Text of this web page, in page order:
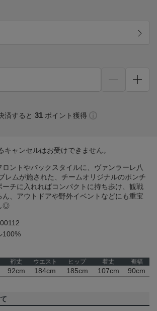
済すると 31 ポイント獲得
ャンセルはお受けできません。
ントやバックスタイルに、ヴァンラーレ八
レムが施された、チームオリジナルのポンチ
ーチに入れればコンパクトに持ち歩け、観戦
ん、アウトドアや野外イベントなどにも重宝
◎
100%
裄丈 ウエスト ヒップ 着丈 裾幅
92cm 184cm 185cm 107cm 90cm